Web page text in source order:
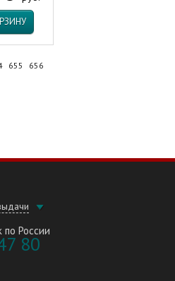
655
656
по России
80